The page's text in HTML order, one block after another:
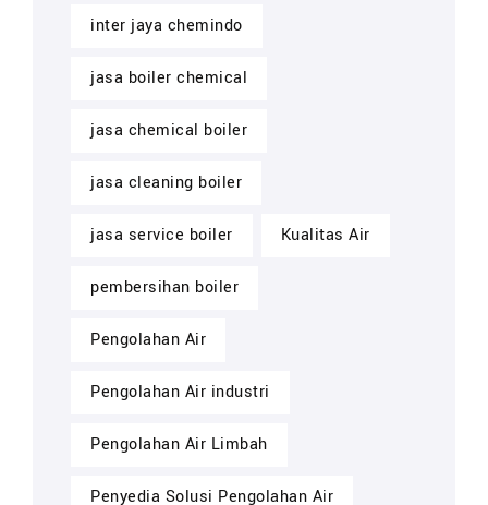
inter jaya chemindo
jasa boiler chemical
jasa chemical boiler
jasa cleaning boiler
jasa service boiler Kualitas Air
pembersihan boiler
Pengolahan Air
Pengolahan Air industri
Pengolahan Air Limbah
Penyedia Solusi Pengolahan Air